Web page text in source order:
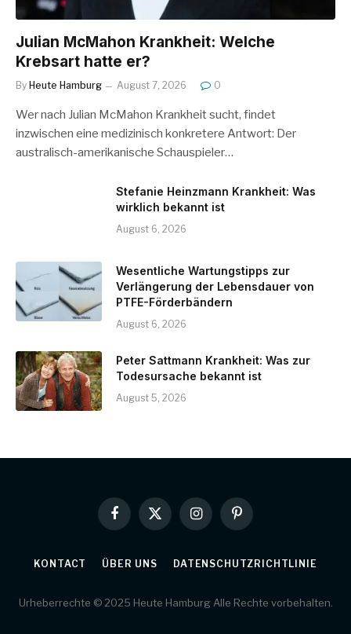
Julian McMahon Krankheit: Welche
Krebsart hatte er?
By Heute Hamburg August 7, 2026 0
Wer nach Julian McMahon Krankheit sucht, findet
inzwischen eine medizinisch konkretere Antwort: Der
australisch-amerikanische Schauspieler…
Stefanie Heinzmann Krankheit: Was
wirklich bekannt ist
August 6, 2026
Wesentliche Wartungstipps zur
Verlängerung der Lebensdauer von
PTFE-Förderbändern
August 6, 2026
Peter Sattmann Krankheit: Was zur
Todesursache bekannt ist
August 5, 2026
Facebook
X
(Twitter)
InstagramPinterest
KONTACT ÜBER UNS DATENSCHUTZRICHTLINIE
Urheberrechte © 2025 Heute Hamburg Alle Rechte vorbehalten.